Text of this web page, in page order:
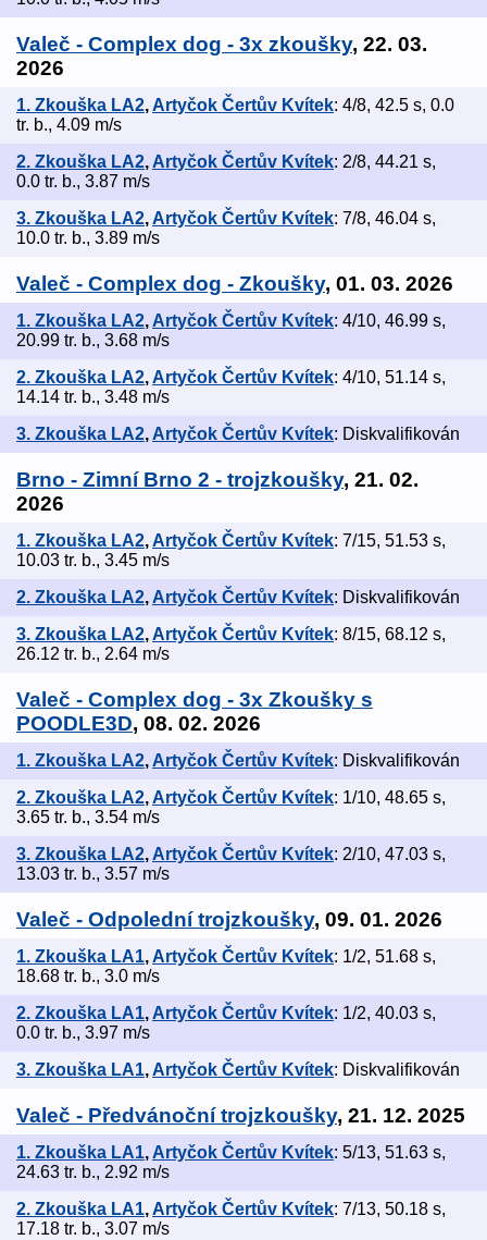
Valeč - Complex dog - 3x zkoušky, 22. 03.
2026
1. Zkouška LA2,Artyčok Čertův Kvítek: 4/8, 42.5 s, 0.0
tr. b., 4.09 m/s
2. Zkouška LA2, Artyčok Čertův Kvítek: 2/8, 44.21 s,
0.0 tr. b., 3.87 m/s
3. Zkouška LA2,Artyčok Čertův Kvítek: 7/8, 46.04 s,
10.0 tr. b., 3.89 m/s
Valeč - Complex dog - Zkoušky, 01. 03. 2026
1. Zkouška LA2, Artyčok Čertův Kvítek: 4/10, 46.99 s,
20.99 tr. b., 3.68 m/s
2. Zkouška LA2,Artyčok Čertův Kvítek: 4/10, 51.14 s,
14.14 tr. b., 3.48 m/s
3. Zkouška LA2, Artyčok Čertův Kvítek: Diskvalifikován
Brno - Zimní Brno 2 - trojzkoušky, 21. 02.
2026
1. Zkouška LA2,Artyčok Čertův Kvítek: 7/15, 51.53 s,
10.03 tr. b., 3.45 m/s
2. Zkouška LA2, Artyčok Čertův Kvítek: Diskvalifikován
3. Zkouška LA2,Artyčok Čertův Kvítek: 8/15, 68.12 s,
26.12 tr. b., 2.64 m/s
Valeč - Complex dog - 3x Zkoušky s
POODLE3D, 08. 02. 2026
1. Zkouška LA2, Artyčok Čertův Kvítek: Diskvalifikován
2. Zkouška LA2,Artyčok Čertův Kvítek: 1/10, 48.65 s,
3.65 tr. b., 3.54 m/s
3. Zkouška LA2, Artyčok Čertův Kvítek: 2/10, 47.03 s,
13.03 tr. b., 3.57 m/s
Valeč - Odpolední trojzkoušky, 09. 01. 2026
1. Zkouška LA1,Artyčok Čertův Kvítek: 1/2, 51.68 s,
18.68 tr. b., 3.0 m/s
2. Zkouška LA1, Artyčok Čertův Kvítek: 1/2, 40.03 s,
0.0 tr. b., 3.97 m/s
3. Zkouška LA1,Artyčok Čertův Kvítek: Diskvalifikován
Valeč - Předvánoční trojzkoušky, 21. 12. 2025
1. Zkouška LA1, Artyčok Čertův Kvítek: 5/13, 51.63 s,
24.63 tr. b., 2.92 m/s
2. Zkouška LA1,Artyčok Čertův Kvítek: 7/13, 50.18 s,
17.18 tr. b., 3.07 m/s